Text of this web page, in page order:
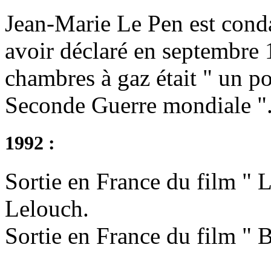
Jean-Marie Le Pen est
avoir déclaré en septembre
chambres à gaz était " un
Seconde Guerre mondiale
1992 :
Sortie en France du film "
Lelouch.
Sortie en France du film "